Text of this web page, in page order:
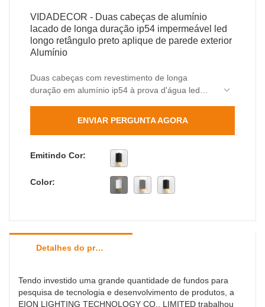
VIDADECOR - Duas cabeças de alumínio
lacado de longa duração ip54 impermeável led
longo retângulo preto aplique de parede exterior
Alumínio
Duas cabeças com revestimento de longa
duração em alumínio ip54 à prova d'água led
são bem trabalhadas, bonitas na aparência e têm
amados e procurados pela maioria dos clientes.
ENVIAR PERGUNTA AGORA
Emitindo Cor:
Color:
Detalhes do produto
Tendo investido uma grande quantidade de fundos para
pesquisa de tecnologia e desenvolvimento de produtos, a
EION LIGHTING TECHNOLOGY CO., LIMITED trabalhou